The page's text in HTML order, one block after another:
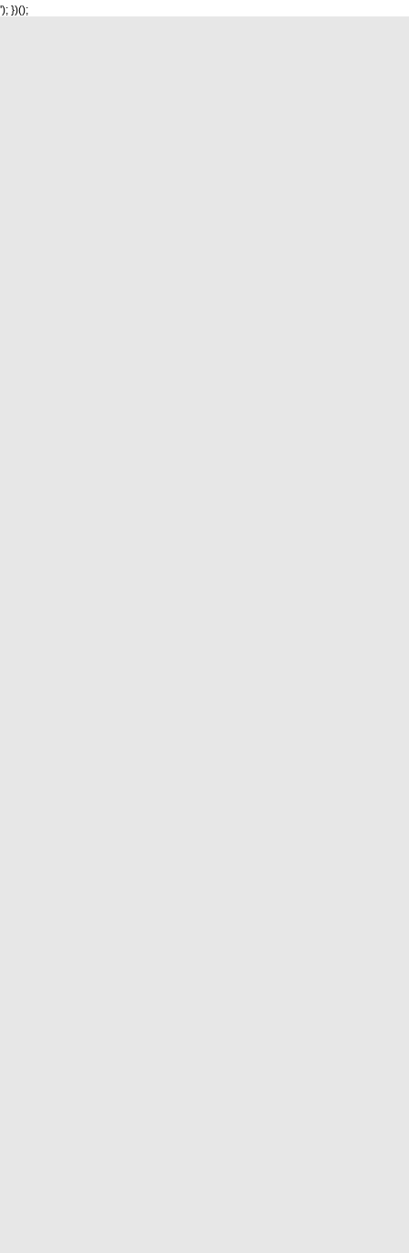
'); })();